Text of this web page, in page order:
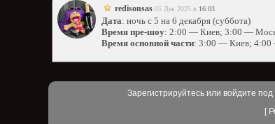
redisonsas 05 Дек 2025 в 16:03
Дата: ночь с 5 на 6 декабря (суббота)
Время пре-шоу: 2:00 — Киев; 3:00 —
Время основной части: 3:00 — Киев;
Зарегистрируйтесь или войдите
[